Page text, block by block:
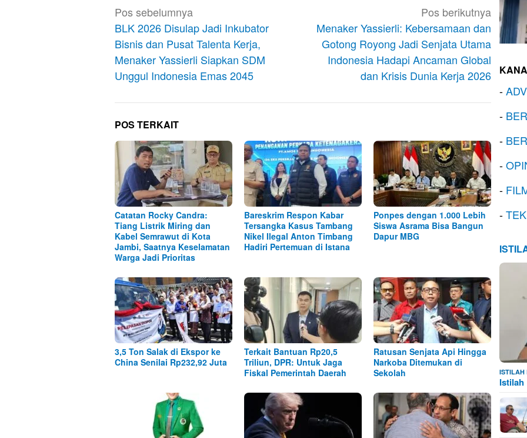
Navigasi
pos
Pos sebelumnya
BLK 2026 Disulap Jadi Inkubator
Bisnis dan Pusat Talenta Kerja,
Menaker Yassierli Siapkan SDM
Unggul Indonesia Emas 2045
Pos berikutnya
Menaker Yassierli: Kebersamaan dan
Gotong Royong Jadi Senjata Utama
Indonesia Hadapi Ancaman Global
dan Krisis Dunia Kerja 2026
POS TERKAIT
Catatan Rocky Candra:
Tiang Listrik Miring dan
Kabel Semrawut di Kota
Jambi, Saatnya Keselamatan
Warga Jadi Prioritas
Bareskrim Respon Kabar
Tersangka Kasus Tambang
Nikel Ilegal Anton Timbang
Hadiri Pertemuan di Istana
Ponpes dengan 1.000 Lebih
Siswa Asrama Bisa Bangun
Dapur MBG
3,5 Ton Salak di Ekspor ke
China Senilai Rp232,92 Juta
Terkait Bantuan Rp20,5
Triliun, DPR: Untuk Jaga
Fiskal Pemerintah Daerah
Ratusan Senjata Api Hingga
Narkoba Ditemukan di
Sekolah
-
-
-
-
-
-
ISTILAH
Istilah